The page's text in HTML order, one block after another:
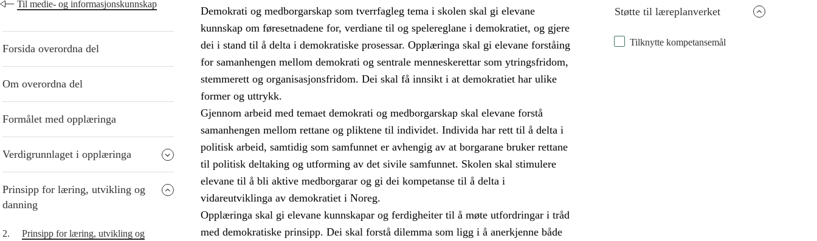
Til medie- og informasjonskunnskap
Forsida overordna del
Om overordna del
Formålet med opplæringa
Verdigrunnlaget i opplæringa
Prinsipp for læring, utvikling og
danning
2.
Prinsipp for læring, utvikling og
Støtte til læreplanverket
Tilknytte kompetansemål
Demokrati og medborgarskap som tverrfagleg tema i skolen skal gi elevane
kunnskap om føresetnadene for, verdiane til og spelereglane i demokratiet, og gjere
dei i stand til å delta i demokratiske prosessar. Opplæringa skal gi elevane forståing
for samanhengen mellom demokrati og sentrale menneskerettar som ytringsfridom,
stemmerett og organisasjonsfridom. Dei skal få innsikt i at demokratiet har ulike
former og uttrykk.
Gjennom arbeid med temaet demokrati og medborgarskap skal elevane forstå
samanhengen mellom rettane og pliktene til individet. Individa har rett til å delta i
politisk arbeid, samtidig som samfunnet er avhengig av at borgarane bruker rettane
til politisk deltaking og utforming av det sivile samfunnet. Skolen skal stimulere
elevane til å bli aktive medborgarar og gi dei kompetanse til å delta i
vidareutviklinga av demokratiet i Noreg.
Opplæringa skal gi elevane kunnskapar og ferdigheiter til å møte utfordringar i tråd
med demokratiske prinsipp. Dei skal forstå dilemma som ligg i å anerkjenne både